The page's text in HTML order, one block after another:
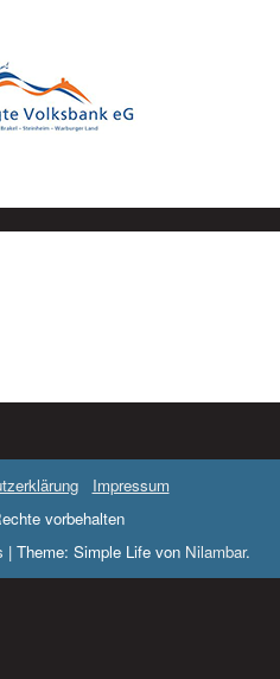
Impressum
vorbehalten
| Theme: Simple Life von Nilambar.